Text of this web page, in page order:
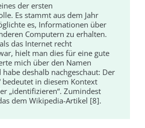
der ersten
Es stammt aus dem Jahr
es, Informationen über
Computern zu erhalten.
das Internet recht
hielt man dies für eine gute
mich über den Namen
deshalb nachgeschaut: Der
bedeutet in diesem Kontext
„identifizieren“. Zumindest
dem Wikipedia-Artikel [8].